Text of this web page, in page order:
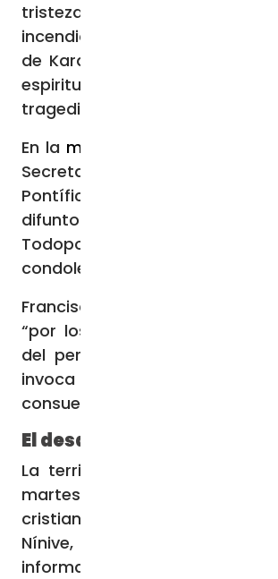
tristeza” por los efectos
incendio que ha afectado a la
de Karakosh y ha asegurado
espiritual a todos los
tragedia”.
En la misiva
Secretario de Estado Pietro
Pontífice, mientras confía “las
difuntos a la amorosa
Todopoderoso, envía
condolencias a quienes lloran la
Francisco asegura también
“por los heridos y por la
del personal de emergencia y,
invoca sobre todos “la
consuelo, curación y fortaleza”.
El desastre durante una
La terrible tragedia se
martes por la noche en
cristiano más importante de
Nínive, en el norte de Iraq.
informa Asia News, ocurrió